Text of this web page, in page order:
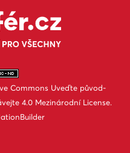
Commons Uveďte původ-
4.0 Mezinárodní License.